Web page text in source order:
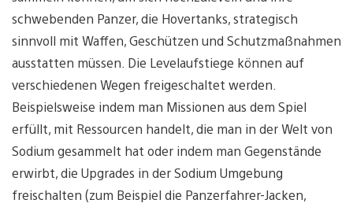
schwebenden Panzer, die Hovertanks, strategisch
sinnvoll mit Waffen, Geschützen und Schutzmaßnahmen
ausstatten müssen. Die Levelaufstiege können auf
verschiedenen Wegen freigeschaltet werden.
Beispielsweise indem man Missionen aus dem Spiel
erfüllt, mit Ressourcen handelt, die man in der Welt von
Sodium gesammelt hat oder indem man Gegenstände
erwirbt, die Upgrades in der Sodium Umgebung
freischalten (zum Beispiel die Panzerfahrer-Jacken,